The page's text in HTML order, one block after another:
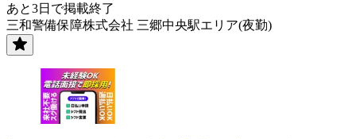
あと3日で掲載終了
三和警備保障株式会社 三郷中央駅エリア(夜勤)